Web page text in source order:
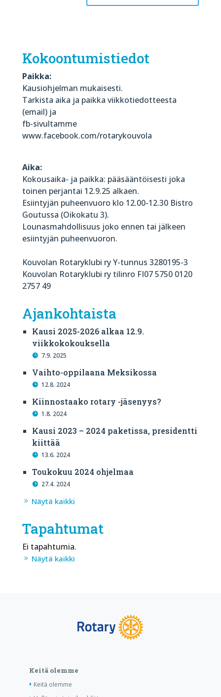
Kokoontumistiedot
Paikka:
Kausiohjelman mukaisesti.
Tarkista aika ja paikka viikkotiedotteesta
(email) ja
fb-sivultamme
www.facebook.com/rotarykouvola
Aika:
Kokousaika- ja paikka: pääsääntöisesti joka
toinen perjantai 12.9.25 alkaen.
Esiintyjän puheenvuoro klo 12.00-12.30 Bistro
Goutussa (Oikokatu 3).
Lounasmahdollisuus joko ennen tai jälkeen
esiintyjän puheenvuoron.
Kouvolan Rotaryklubi ry Y-tunnus 3280195-3
Kouvolan Rotaryklubi ry tilinro FI07 5750 0120
2757 49
Ajankohtaista
Kausi 2025-2026 alkaa 12.9.
viikkokokouksella
7.9. 2025
Vaihto-oppilaana Meksikossa
12.8. 2024
Kiinnostaako rotary -jäsenyys?
1.8. 2024
Kausi 2023 – 2024 paketissa, presidentti
kiittää
13.6. 2024
Toukokuu 2024 ohjelmaa
27.4. 2024
Näytä kaikki
Tapahtumat
Ei tapahtumia.
Näytä kaikki
Keitä olemme
Keitä olemme